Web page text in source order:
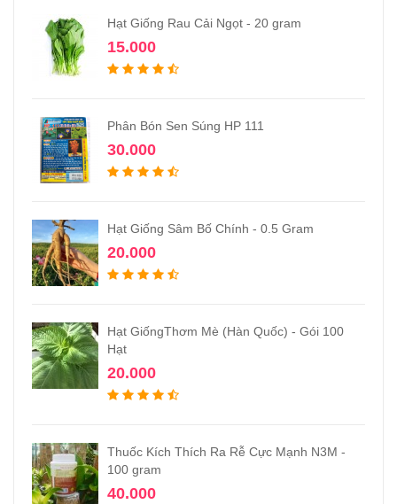
Hạt Giống Rau Cải Ngọt - 20 gram
15.000
Phân Bón Sen Súng HP 111
30.000
Hạt Giống Sâm Bố Chính - 0.5 Gram
20.000
Hạt GiốngThơm Mè (Hàn Quốc) - Gói 100
Hạt
20.000
Thuốc Kích Thích Ra Rễ Cực Mạnh N3M -
100 gram
40.000